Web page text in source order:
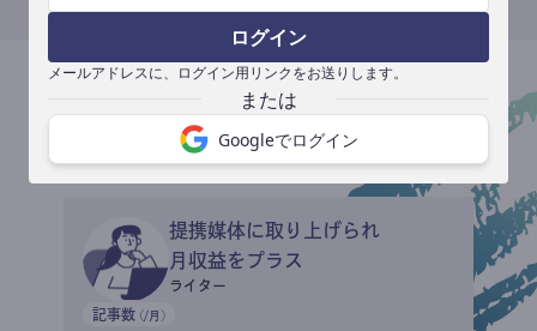
ログイン
メールアドレスに、ログイン用リンクをお送りします。
Googleでログイン
収益イメージ
提携媒体に取り上げられ
月収益をプラス
ライター
記事数 (/月)